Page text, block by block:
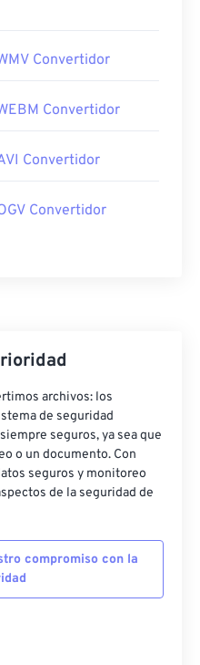
Convertidor
Convertidor
Convertidor
Convertidor
archivos: los
de seguridad
seguros, ya sea que
o un documento. Con
seguros y monitoreo
de la seguridad de
compromiso con la